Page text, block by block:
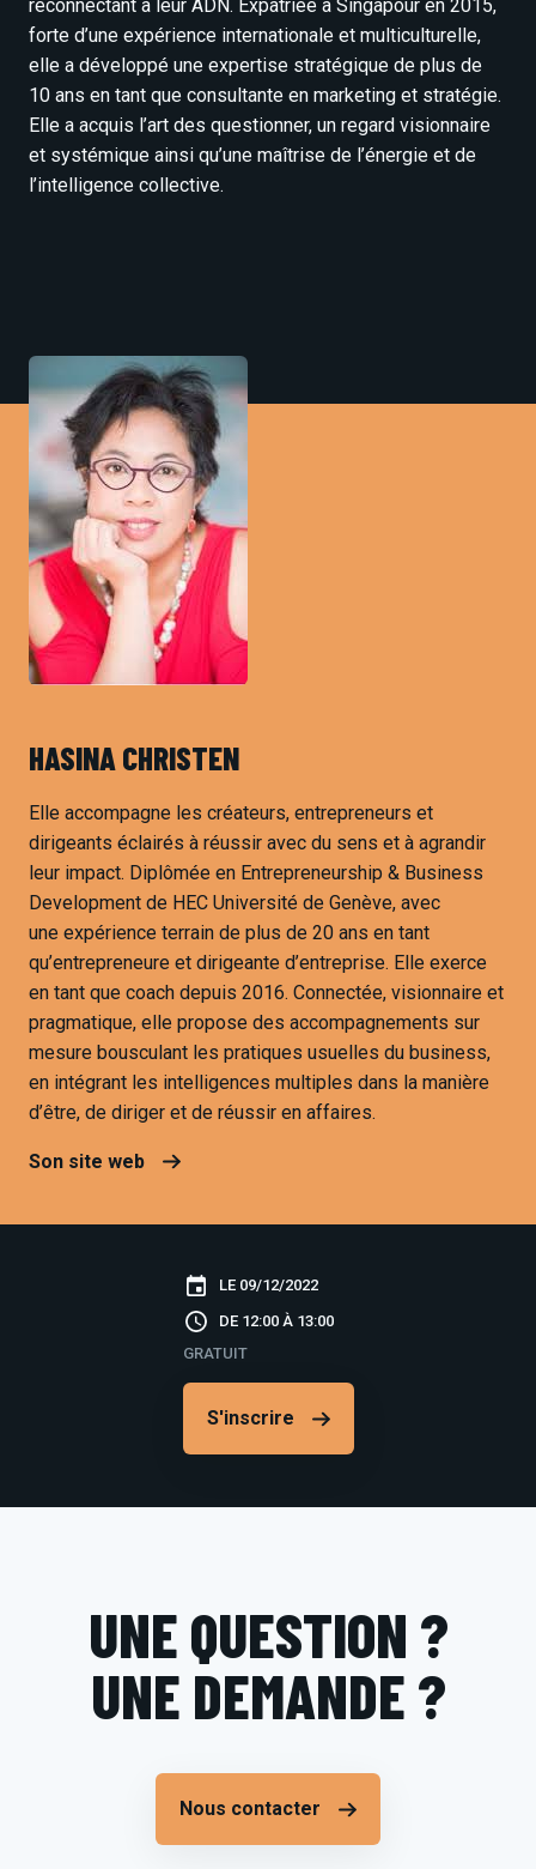
reconnectant à leur ADN. Expatriée à Singapour en 2015,
forte d’une expérience internationale et multiculturelle,
elle a développé une expertise stratégique de plus de
10 ans en tant que consultante en marketing et stratégie.
Elle a acquis l’art des questionner, un regard visionnaire
et systémique ainsi qu’une maîtrise de l’énergie et de
l’intelligence collective.
HASINA CHRISTEN
Elle accompagne les créateurs, entrepreneurs et
dirigeants éclairés à réussir avec du sens et à agrandir
leur impact. Diplômée en Entrepreneurship & Business
Development de HEC Université de Genève, avec
une expérience terrain de plus de 20 ans en tant
qu’entrepreneure et dirigeante d’entreprise. Elle exerce
en tant que coach depuis 2016. Connectée, visionnaire et
pragmatique, elle propose des accompagnements sur
mesure bousculant les pratiques usuelles du business,
en intégrant les intelligences multiples dans la manière
d’être, de diriger et de réussir en affaires.
Son site web
LE 09/12/2022
DE 12:00 À 13:00
GRATUIT
S'inscrire
UNE QUESTION ?
UNE DEMANDE ?
Nous contacter